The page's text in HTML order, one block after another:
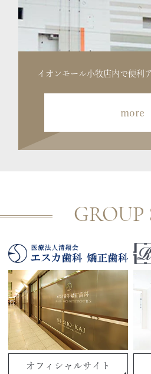
イオンモール小牧店内で便利
more
GROUP
オフィシャルサイト